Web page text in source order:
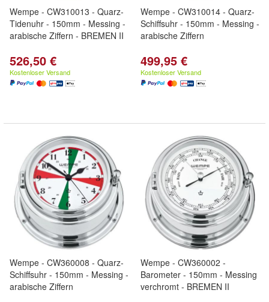
Wempe - CW310013 - Quarz-
Tidenuhr - 150mm - Messing -
arabische Ziffern - BREMEN II
526,50 €
Kostenloser Versand
Wempe - CW310014 - Quarz-
Schiffsuhr - 150mm - Messing -
arabische Ziffern
499,95 €
Kostenloser Versand
Wempe - CW360008 - Quarz-
Schiffsuhr - 150mm - Messing -
arabische Ziffern
Wempe - CW360002 -
Barometer - 150mm - Messing
verchromt - BREMEN II